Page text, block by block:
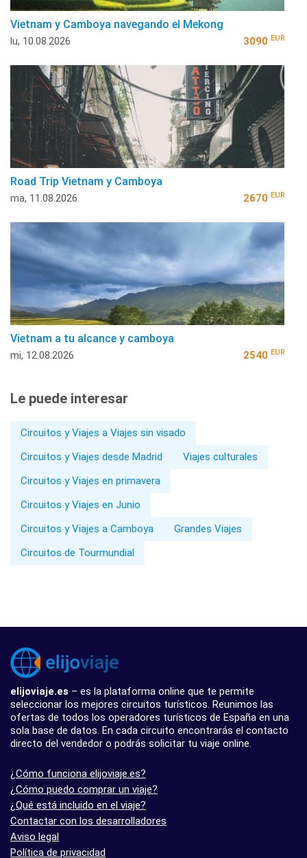
Vietnam y Camboya navegando el Mekong
lu, 10.08.2026 3090 EUR
Road Trip Vietnam y Camboya
ma, 11.08.2026 2670 EUR
Vietnam a tu alcance y camboya
mi, 12.08.2026 2540 EUR
Le puede interesar
Circuitos y Viajes a Viajes sin visado
Circuitos y Viajes desde Madrid
Viajes culturales
Circuitos y Viajes en primavera
Circuitos y Viajes en Junio
Circuitos y Viajes a Camboya
Grandes Viajes
Circuitos de Tourmundial
elijoviaje.es – es la plataforma online que te permite
seleccionar los mejores circuitos turísticos. Reunimos las
ofertas de todos los operadores turísticos de España en una
sola base de datos. En cada circuito encontrarás el contacto
directo del vendedor o podrás solicitar tu viaje online.
¿Cómo funciona elijoviaje.es?
¿Cómo puedo comprar un viaje?
¿Qué está incluido en el viaje?
Contactar con los desarrolladores
Aviso legal
Política de privacidad